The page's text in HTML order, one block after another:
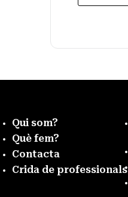
Qui som?
Què fem?
Contacta
Crida de professionals